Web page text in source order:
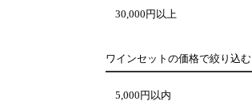
30,000円以上
ワインセットの価格で絞り込む
5,000円以内